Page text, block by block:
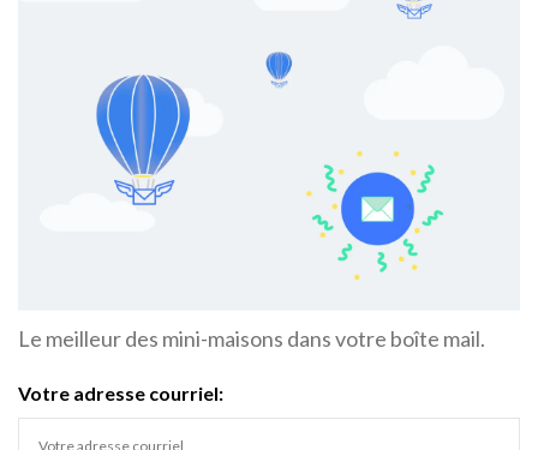
Le meilleur des mini-maisons dans votre boîte mail.
Votre adresse courriel: